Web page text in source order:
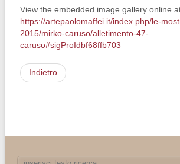
View the embedded image gallery online
https://artepaolomaffei.it/index.php/le-
2015/mirko-caruso/alletimento-47-
caruso#sigProIdbf68ffb703
Indietro